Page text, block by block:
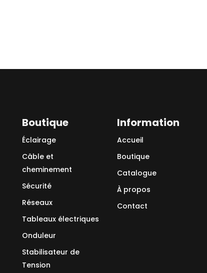
Boutique
Éclairage
Câble et
cheminement
Sécurité
Réseaux
Tableaux électriques
Onduleur
Stabilisateur de
Tension
Information
Accueil
Boutique
Catalogue
À propos
Contact